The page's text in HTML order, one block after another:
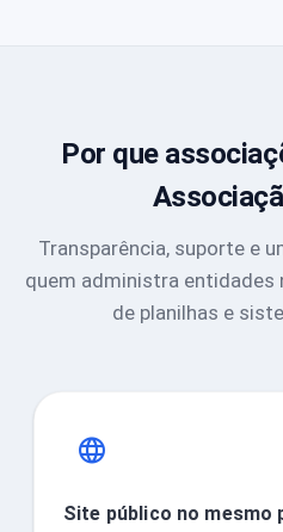
Por que
Transparência, suporte e
quem administra entidades
de planilhas e
Site público no mesmo